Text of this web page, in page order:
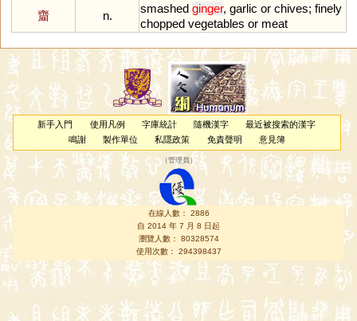
齏
n.
smashed ginger, garlic or chives; finely
chopped vegetables or meat
新手入門 使用凡例 字庫統計 隨機漢字
最近被搜索的漢字
鳴謝
製作單位 私隱政策 免責聲明 意見簿
（管理員 ）
在線人數： 2886
自 2014 年 7 月 8 日起
瀏覽人數： 80328574
使用次數： 294398437